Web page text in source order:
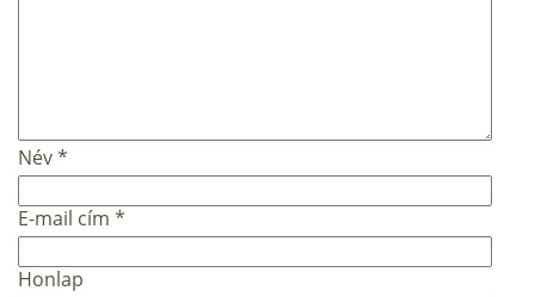
Név*
E-mail cím *
Honlap